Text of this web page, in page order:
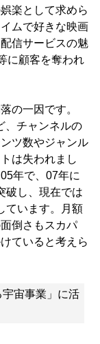
楽として求めら
ムで好きな映画
信サービスの魅
に顧客を奪われ
の一因です。
、チャンネルの
ツ数やジャンル
は失われまし
年で、07年に
破し、現在では
ています。月額
倒さもスカパ
ていると考えら
宇宙事業」に活